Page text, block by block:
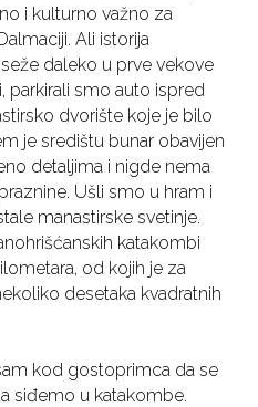
i kulturno važno za
Ali istorija
daleko u prve vekove
parkirali smo auto ispred
dvorište koje je bilo
je središtu bunar obavijen
detaljima i nigde nema
Ušli smo u hram i
manastirske svetinje.
katakombi
od kojih je za
desetaka kvadratnih
kod gostoprimca da se
siđemo u katakombe.